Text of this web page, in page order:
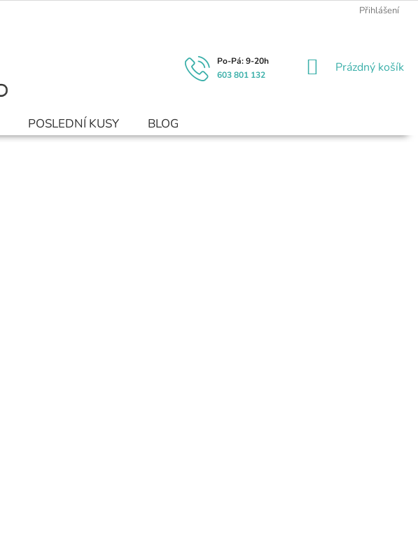
Přihlášení
603 801 132
NÁKUPNÍ
Prázdný košík
POSLEDNÍ KUSY BLOG